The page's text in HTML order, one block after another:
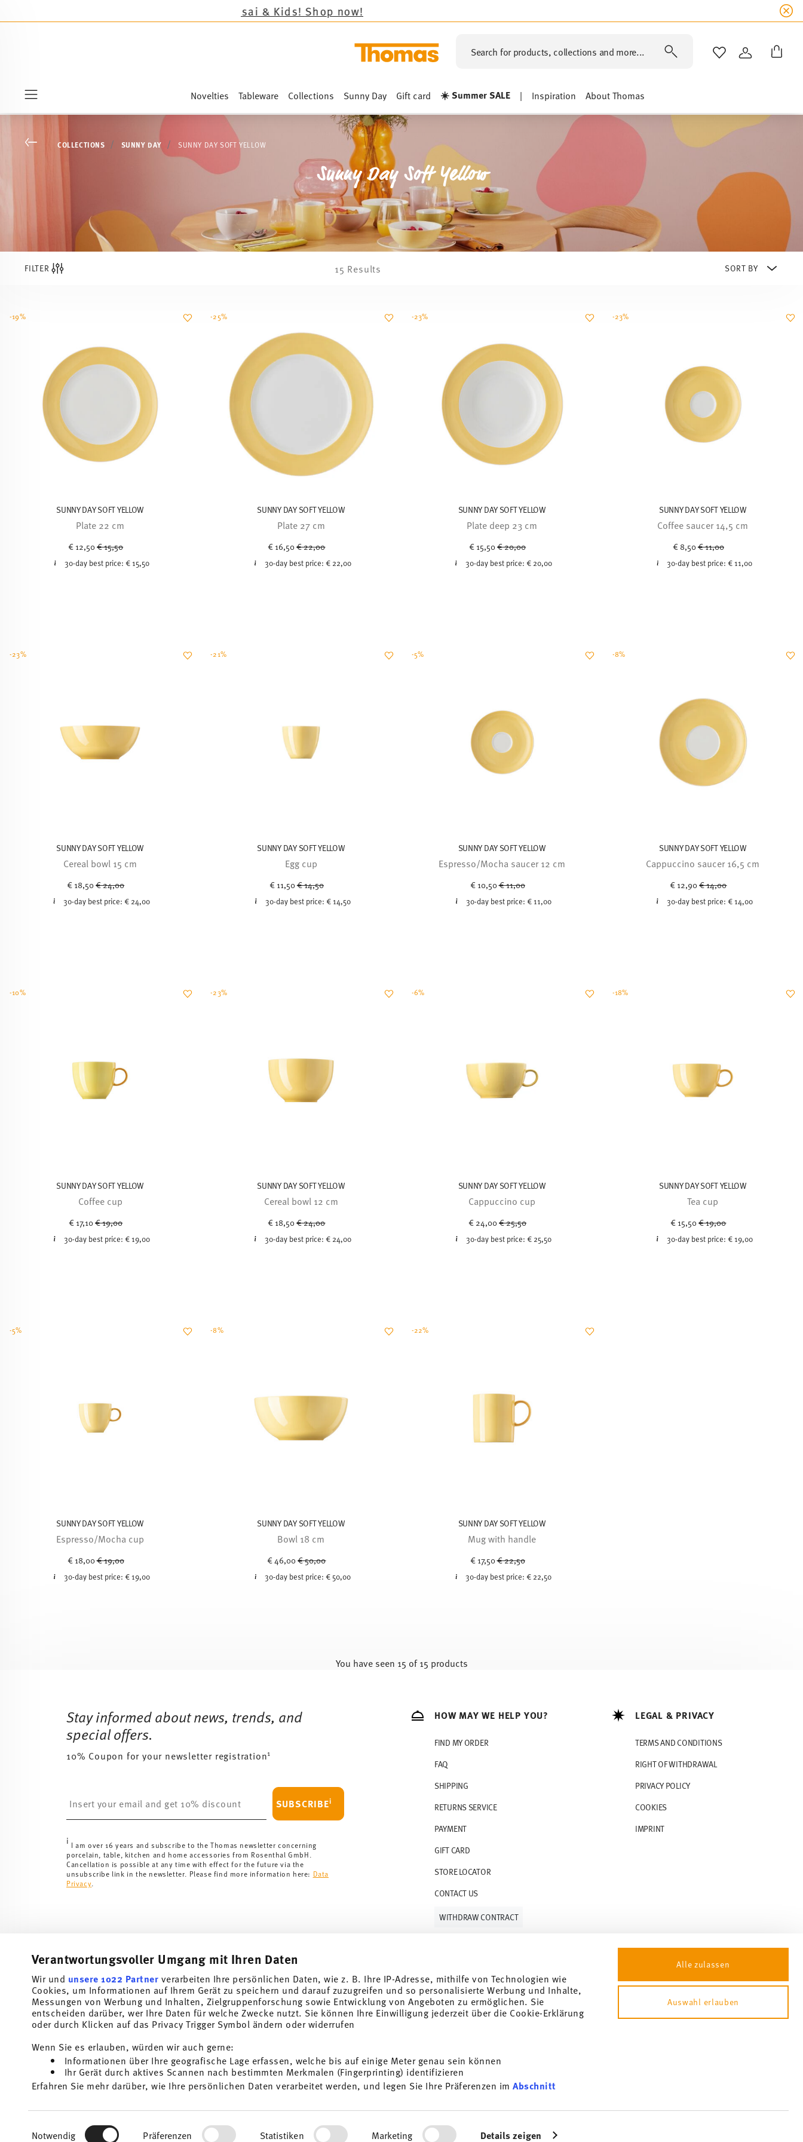
Verantwortungsvoller Umgang mit Ihren Daten
Wir und unsere 1022 Partner verarbeiten Ihre persönlichen Daten, wie z. B. Ihre IP-Adresse, mithilfe von Technologien wie
Cookies, um Informationen auf Ihrem Gerät zu speichern und darauf zuzugreifen und so personalisierte Werbung und Inhalte,
Messungen von Werbung und Inhalten, Zielgruppenforschung sowie Entwicklung von Angeboten zu ermöglichen. Sie
entscheiden darüber, wer Ihre Daten für welche Zwecke nutzt. Sie können Ihre Einwilligung jederzeit über die Cookie-Erklärung
oder durch Klicken auf das Privacy Trigger Symbol ändern oder widerrufen
Wenn Sie es erlauben, würden wir auch gerne:
Informationen über Ihre geografische Lage erfassen, welche bis auf einige Meter genau sein können
Ihr Gerät durch aktives Scannen nach bestimmten Merkmalen (Fingerprinting) identifizieren
Erfahren Sie mehr darüber, wie Ihre persönlichen Daten verarbeitet werden, und legen Sie Ihre Präferenzen im Abschnitt
die Zugriffe auf unsere Website zu analysieren. Außerdem geben wir Informationen zu Ihrer Verwendung unserer Website an
Einwilligungsauswahl
Notwendig Präferenzen Statistiken Marketing Details zeigen
Alle zulassen
Auswahl erlauben
Shop now!
Search for products, collections and more... WISHLISTLOGIN
Novelties Tableware Collections Sunny Day Gift card ☀️ Summer SALE | Inspiration About Thomas
Go backCOLLECTIONS SUNNY DAY SUNNY DAY SOFT YELLOW
Sunny Day Soft Yellow
FILTER 15 Results
SUNNY DAY SOFT YELLOW
Plate 22 cm
€ 12,50Price reduced from
€ 15,50
30-day best price: € 15,50
-19%
SUNNY DAY SOFT YELLOW
Plate 27 cm
€ 16,50Price reduced from
€ 22,00
30-day best price: € 22,00
-25%
SUNNY DAY SOFT YELLOW
Plate deep 23 cm
€ 15,50Price reduced from
€ 20,00
30-day best price: € 20,00
-23%
SUNNY DAY SOFT YELLOW
Coffee saucer 14,5 cm
€ 8,50Price reduced from
€ 11,00
30-day best price:€ 11,00
-23%
SUNNY DAY SOFT YELLOW
Cereal bowl 15 cm
€ 18,50 Price reduced from
€ 24,00
30-day best price:€ 24,00
-23%
SUNNY DAY SOFT YELLOW
Egg cup
€ 11,50 Price reduced from
€ 14,50
30-day best price: € 14,50
-21%
SUNNY DAY SOFT YELLOW
Espresso/Mocha saucer 12 cm
€ 10,50 Price reduced from
€ 11,00
30-day best price: € 11,00
-5%
SUNNY DAY SOFT YELLOW
Cappuccino saucer 16,5 cm
€ 12,90Price reduced from
€ 14,00
30-day best price: € 14,00
-8%
SUNNY DAY SOFT YELLOW
Coffee cup
€ 17,10 Price reduced from
€ 19,00
30-day best price: € 19,00
-10%
SUNNY DAY SOFT YELLOW
Cereal bowl 12 cm
€ 18,50Price reduced from
€ 24,00
30-day best price: € 24,00
-23%
SUNNY DAY SOFT YELLOW
Cappuccino cup
€ 24,00 Price reduced from
€ 25,50
30-day best price: € 25,50
-6%
SUNNY DAY SOFT YELLOW
Tea cup
€ 15,50Price reduced from
€ 19,00
30-day best price: € 19,00
-18%
SUNNY DAY SOFT YELLOW
Espresso/Mocha cup
€ 18,00Price reduced from
€ 19,00
30-day best price: € 19,00
-5%
SUNNY DAY SOFT YELLOW
Bowl 18 cm
€ 46,00Price reduced from
€ 50,00
30-day best price:€ 50,00
-8%
SUNNY DAY SOFT YELLOW
Mug with handle
€ 17,50Price reduced from
€ 22,50
30-day best price:€ 22,50
-22%
You have seen 15 of 15 products
Stay informed about news, trends, and
special offers.
10% Coupon for your newsletter registration1
SUBSCRIBEi
i I am over 16 years and subscribe to the Thomas newsletter concerning
porcelain, table, kitchen and home accessories from Rosenthal GmbH.
Cancellation is possible at any time with effect for the future via the
unsubscribe link in the newsletter. Please find more information here: Data
Privacy
HOW MAY WE HELP YOU?
FIND MY ORDER
FAQ
SHIPPING
RETURNS SERVICE
PAYMENT
GIFT CARD
STORE LOCATOR
CONTACT US
LEGAL & PRIVACY
TERMS AND CONDITIONS
RIGHT OF WITHDRAWAL
PRIVACY POLICY
COOKIES
IMPRINT
WITHDRAW CONTRACT
Follow us on
Beauty & functionality for your home
Homepage General terms and conditions Privacy policy Imprint Change cookie consent
*All prices incl. VAT and plusshipping costs.
© 2025 Rosenthal GmbH. All rights reserved
Subscribe to our newsletter and receive a 10% discount!
Stay informed about news, trends, and special offers.
Insert your email to register for the newsletters
SUBSCRIBEi